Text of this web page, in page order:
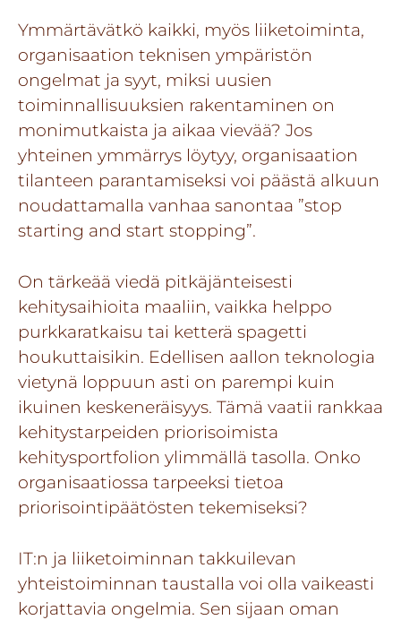
Ymmärtävätkö kaikki, myös liiketoiminta,
organisaation teknisen ympäristön
ongelmat ja syyt, miksi uusien
toiminnallisuuksien rakentaminen on
monimutkaista ja aikaa vievää? Jos
yhteinen ymmärrys löytyy, organisaation
tilanteen parantamiseksi voi päästä alkuun
noudattamalla vanhaa sanontaa ”stop
starting and start stopping”.
On tärkeää viedä pitkäjänteisesti
kehitysaihioita maaliin, vaikka helppo
purkkaratkaisu tai ketterä spagetti
houkuttaisikin. Edellisen aallon teknologia
vietynä loppuun asti on parempi kuin
ikuinen keskeneräisyys. Tämä vaatii rankkaa
kehitystarpeiden priorisoimista
kehitysportfolion ylimmällä tasolla. Onko
organisaatiossa tarpeeksi tietoa
priorisointipäätösten tekemiseksi?
IT:n ja liiketoiminnan takkuilevan
yhteistoiminnan taustalla voi olla vaikeasti
korjattavia ongelmia. Sen sijaan oman